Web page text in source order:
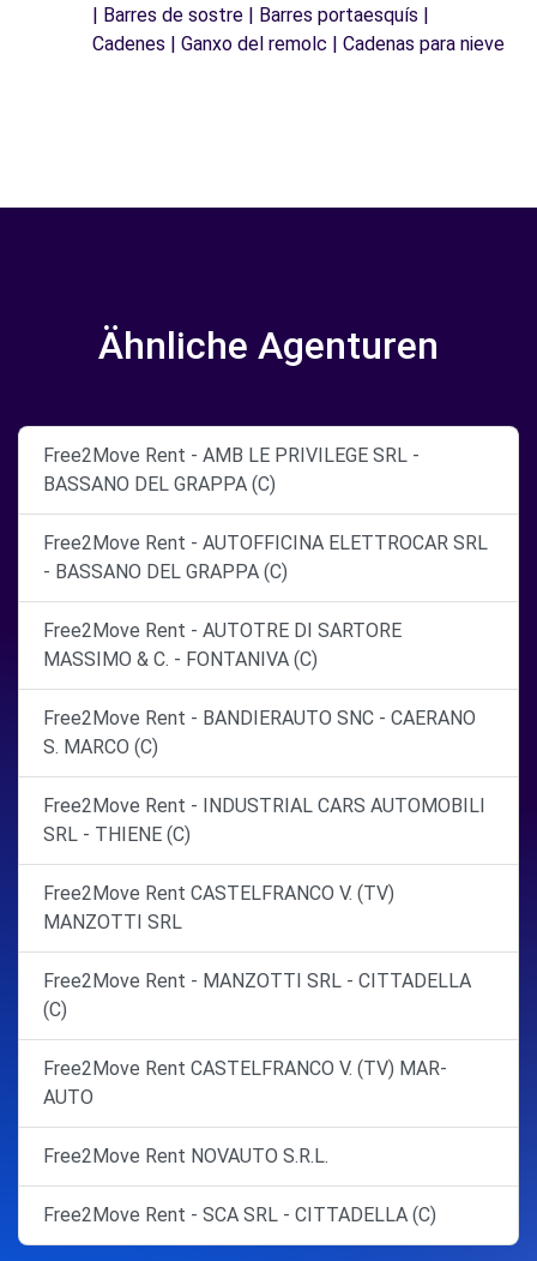
| Barres de sostre | Barres portaesquís |
Cadenes | Ganxo del remolc | Cadenas para nieve
Ähnliche Agenturen
Free2Move Rent - AMB LE PRIVILEGE SRL -
BASSANO DEL GRAPPA (C)
Free2Move Rent - AUTOFFICINA ELETTROCAR SRL
- BASSANO DEL GRAPPA (C)
Free2Move Rent - AUTOTRE DI SARTORE
MASSIMO & C. - FONTANIVA (C)
Free2Move Rent - BANDIERAUTO SNC - CAERANO
S. MARCO (C)
Free2Move Rent - INDUSTRIAL CARS AUTOMOBILI
SRL - THIENE (C)
Free2Move Rent CASTELFRANCO V. (TV)
MANZOTTI SRL
Free2Move Rent - MANZOTTI SRL - CITTADELLA
(C)
Free2Move Rent CASTELFRANCO V. (TV) MAR-
AUTO
Free2Move Rent NOVAUTO S.R.L.
Free2Move Rent - SCA SRL - CITTADELLA (C)